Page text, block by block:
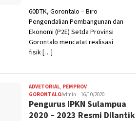
60DTK, Gorontalo – Biro
Pengendalian Pembangunan dan
Ekonomi (P2E) Setda Provinsi
Gorontalo mencatat realisasi
fisik […]
ADVETORIAL, PEMPROV
GORONTALOAdmin 16/10/2020
Pengurus IPKN Sulampua
2020 – 2023 Resmi Dilantik